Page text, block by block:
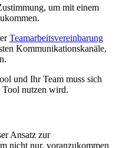
um mit einem
Teamarbeitsvereinbarung
Kommunikationskanäle,
und Ihr Team muss sich
Tool nutzen wird.
Ansatz zur
nicht nur, voranzukommen